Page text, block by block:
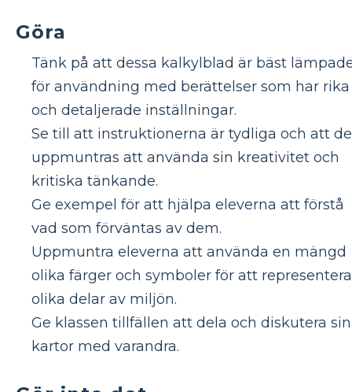
Göra
Tänk på att dessa kalkylblad är bäst
för användning med berättelser som har rika
och detaljerade inställningar.
Se till att instruktionerna är tydliga och att de
uppmuntras att använda sin kreativitet och
kritiska tänkande.
Ge exempel för att hjälpa eleverna att förstå
vad som förväntas av dem.
Uppmuntra eleverna att använda en mängd
olika färger och symboler för att representera
olika delar av miljön.
Ge klassen tillfällen att dela och diskutera
kartor med varandra.